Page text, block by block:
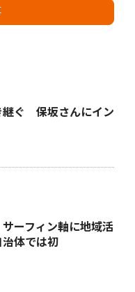
継ぐ 保坂さんにイン
ーフィン軸に地域活
体では初